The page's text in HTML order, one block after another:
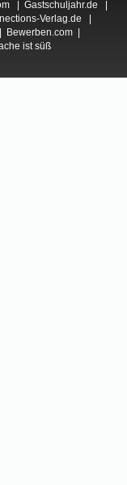
Gastschuljahr.de
Verlag.de
Bewerben.com
ist süß